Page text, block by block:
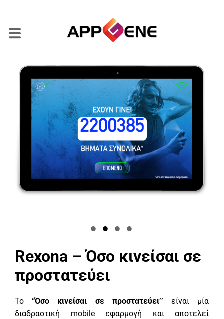
Rexona – Όσο κινείσαι σε
προστατεύει
To“Όσο κινείσαι σε προστατεύει’’ είναι μία
διαδραστική mobile εφαρμογή και αποτελεί